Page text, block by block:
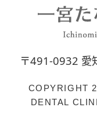
〒491-0932 愛
COPYRIGHT
DENTAL